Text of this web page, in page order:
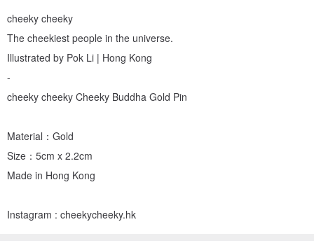
cheeky cheeky
The cheekiest people in the universe.
Illustrated by Pok Li | Hong Kong
-
cheeky cheeky Cheeky Buddha Gold Pin
Material：Gold
Size：5cm x 2.2cm
Made in Hong Kong
Instagram : cheekycheeky.hk